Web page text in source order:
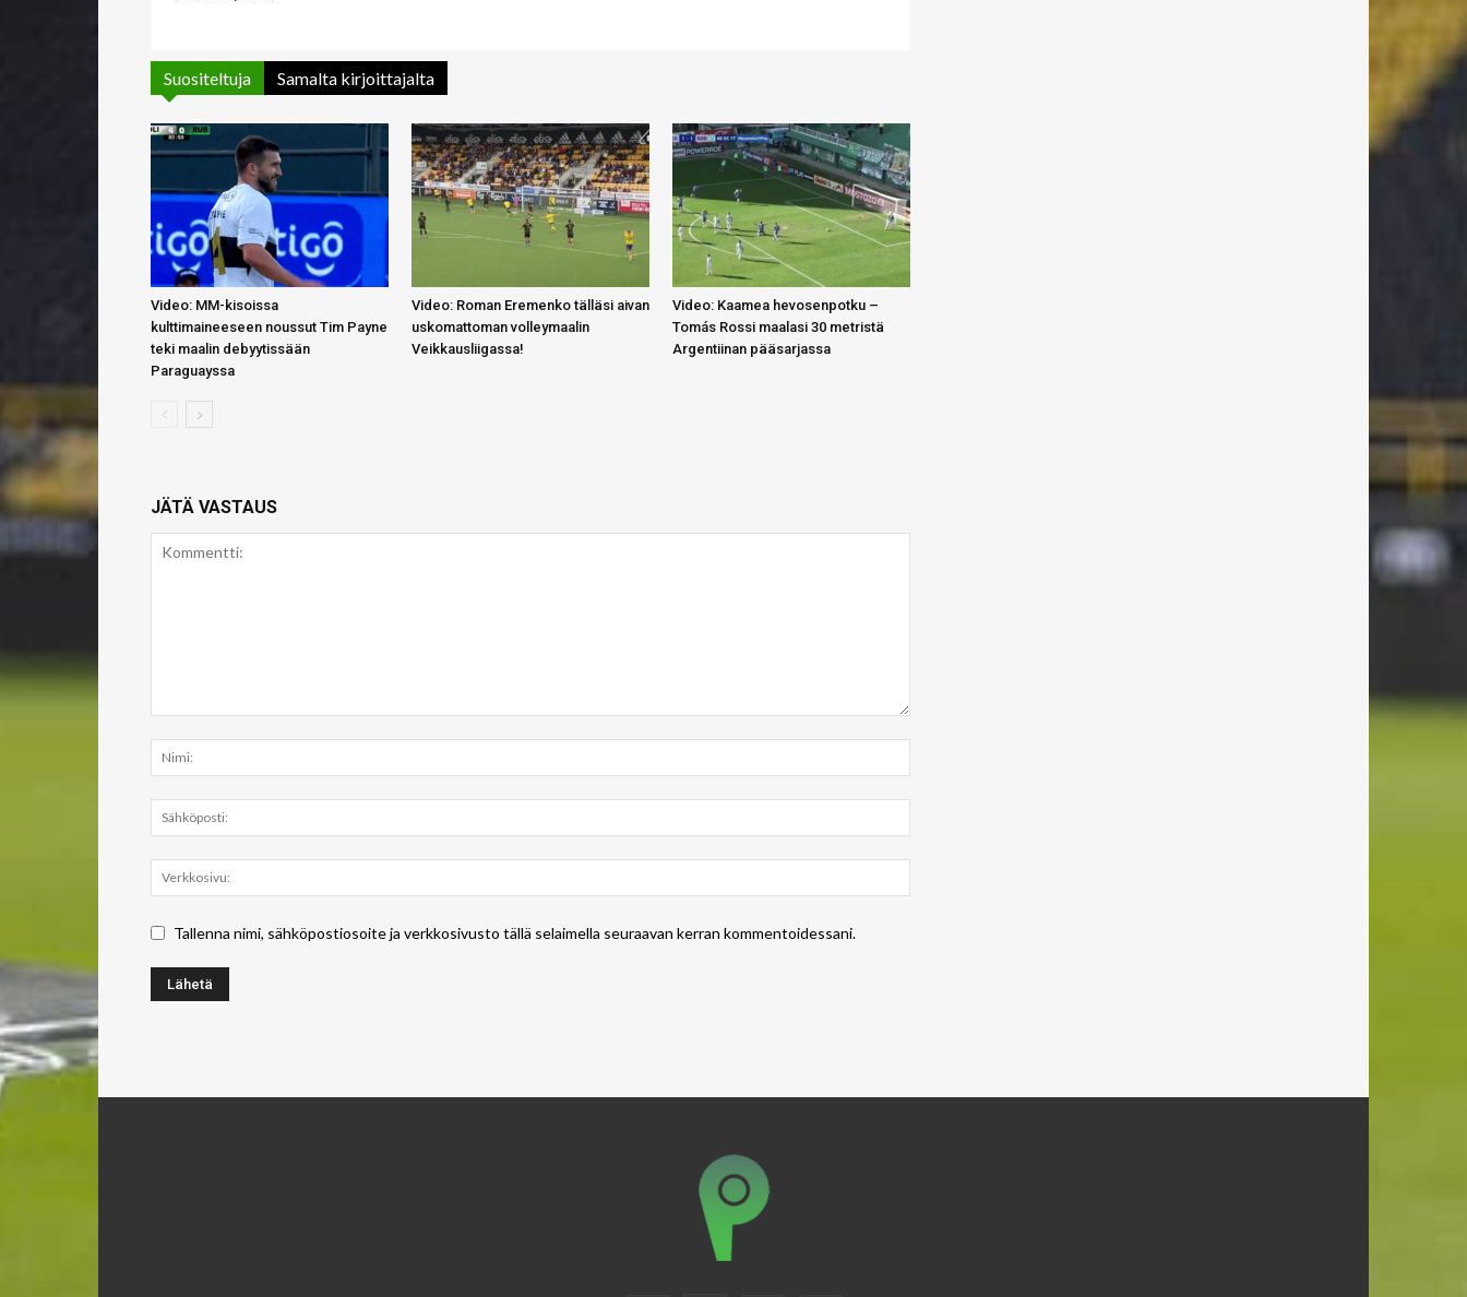
Suositeltuja Samalta kirjoittajalta
Video: MM-kisoissa
kulttimaineeseen noussut Tim Payne
teki maalin debyytissään
Paraguayssa
Video: Roman Eremenko tälläsi aivan
uskomattoman volleymaalin
Veikkausliigassa!
Video: Kaamea hevosenpotku –
Tomás Rossi maalasi 30 metristä
Argentiinan pääsarjassa
JÄTÄ VASTAUS
Tallenna nimi, sähköpostiosoite ja verkkosivusto tällä selaimella seuraavan kerran kommentoidessani.